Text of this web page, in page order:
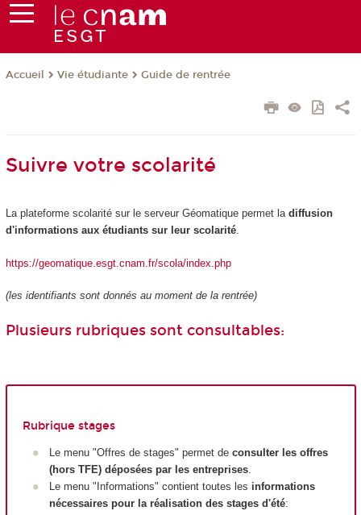
Accueil Vie étudiante Guide de rentrée
Suivre votre scolarité
La plateforme scolarité sur le serveur Géomatique permet la diffusion
d'informations aux étudiants sur leur scolarité.
https://geomatique.esgt.cnam.fr/scola/index.php
(les identifiants sont donnés au moment de la rentrée)
Plusieurs rubriques sont consultables:
Rubrique stages
Le menu "Offres de stages" permet de consulter les offres
(hors TFE) déposées par les entreprises.
Le menu "Informations" contient toutes les informations
nécessaires pour la réalisation des stages d'été: